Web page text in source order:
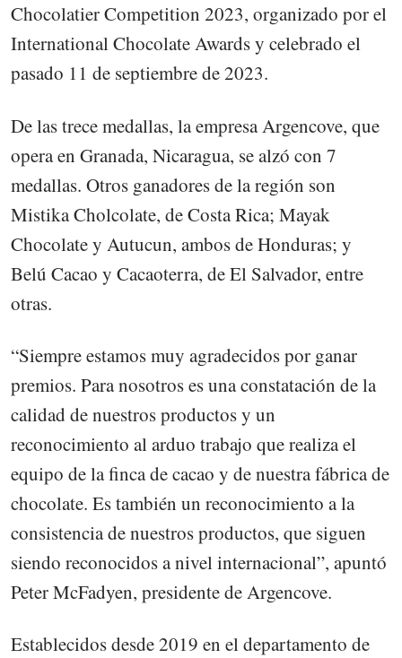
Chocolatier Competition 2023, organizado por el
International Chocolate Awards y celebrado el
pasado 11 de septiembre de 2023.
De las trece medallas, la empresa Argencove, que
opera en Granada, Nicaragua, se alzó con 7
medallas. Otros ganadores de la región son
Mistika Cholcolate, de Costa Rica; Mayak
Chocolate y Autucun, ambos de Honduras; y
Belú Cacao y Cacaoterra, de El Salvador, entre
otras.
“Siempre estamos muy agradecidos por ganar
premios. Para nosotros es una constatación de la
calidad de nuestros productos y un
reconocimiento al arduo trabajo que realiza el
equipo de la finca de cacao y de nuestra fábrica de
chocolate. Es también un reconocimiento a la
consistencia de nuestros productos, que siguen
siendo reconocidos a nivel internacional”, apuntó
Peter McFadyen, presidente de Argencove.
Establecidos desde 2019 en el departamento de